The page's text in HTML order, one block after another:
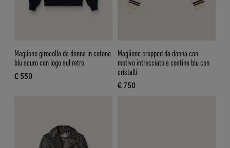
Maglione girocollo da donna in cotone
blu scuro con logo sul retro
€ 550
prezzo attuale € 550
Maglione cropped da donna con
motivo intrecciato e costine blu con
cristalli
€ 750
prezzo attuale € 750